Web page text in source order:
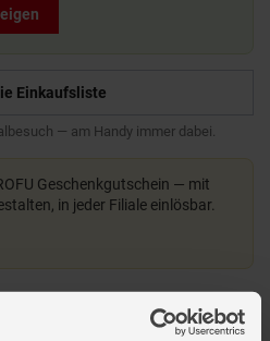
Einkaufsliste
— am Handy immer dabei.
Geschenkgutschein — mit
in jeder Filiale einlösbar.